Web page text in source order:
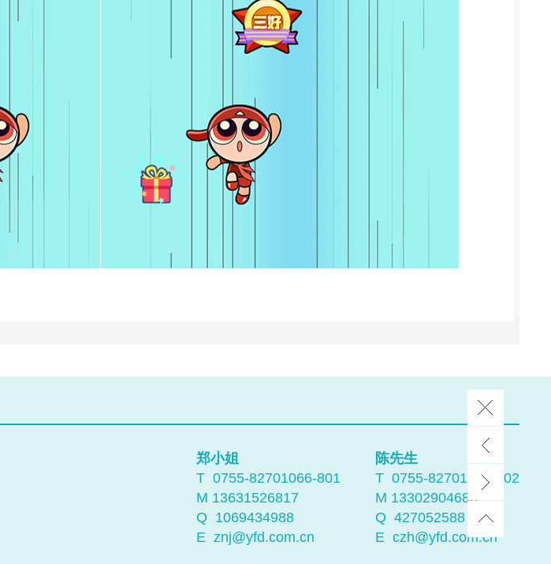
郑小姐
T 0755-82701066-801
M 13631526817
Q 1069434988
E znj@yfd.com.cn
陈先生
T 0755-82701066-802
M 13302904686
Q 427052588
E czh@yfd.com.cn